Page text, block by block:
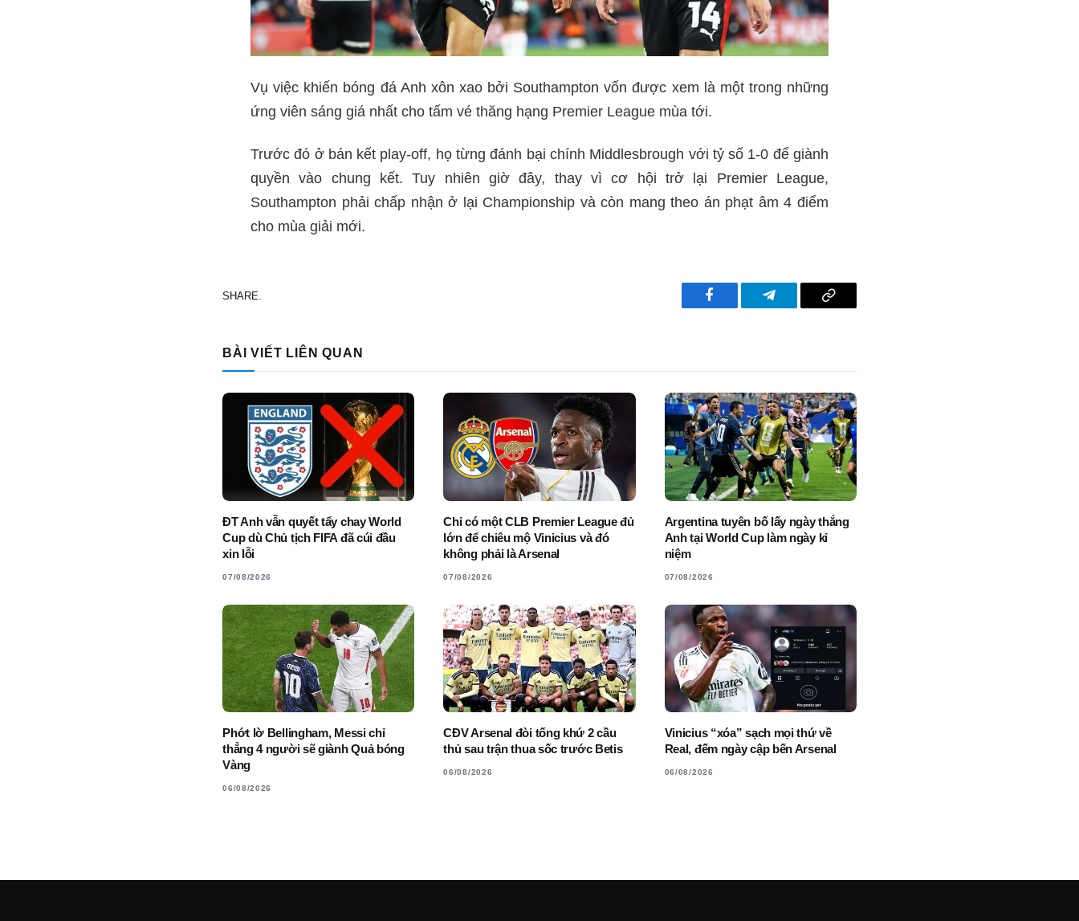
Vụ việc khiến bóng đá Anh xôn xao bởi Southampton vốn được xem là một trong những
ứng viên sáng giá nhất cho tấm vé thăng hạng Premier League mùa tới.
Trước đó ở bán kết play-off, họ từng đánh bại chính Middlesbrough với tỷ số 1-0 để giành
quyền vào chung kết. Tuy nhiên giờ đây, thay vì cơ hội trở lại Premier League,
Southampton phải chấp nhận ở lại Championship và còn mang theo án phạt âm 4 điểm
cho mùa giải mới.
SHARE.
Facebook Telegram Copy
BÀI VIẾT LIÊN QUAN
ĐT Anh vẫn quyết tẩy chay World
Cup dù Chủ tịch FIFA đã cúi đầu
xin lỗi
07/08/2026
Chỉ có một CLB Premier League đủ
lớn để chiêu mộ Vinicius và đó
không phải là Arsenal
07/08/2026
Argentina tuyên bố lấy ngày thắng
Anh tại World Cup làm ngày kỉ
niệm
07/08/2026
Phớt lờ Bellingham, Messi chỉ
thẳng 4 người sẽ giành Quả bóng
Vàng
06/08/2026
CĐV Arsenal đòi tống khứ 2 cầu
thủ sau trận thua sốc trước Betis
06/08/2026
Vinicius “xóa” sạch mọi thứ về
Real, đếm ngày cập bến Arsenal
06/08/2026